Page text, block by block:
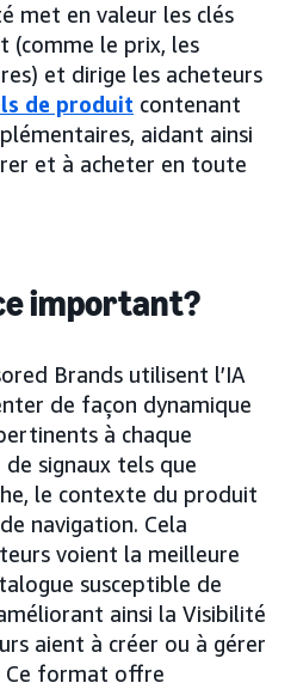
met en valeur les clés
(comme le prix, les
et dirige les acheteurs
de produit contenant
aidant ainsi
et à acheter en toute
important?
Brands utilisent l’IA
de façon dynamique
à chaque
signaux tels que
le contexte du produit
navigation. Cela
voient la meilleure
susceptible de
ainsi la Visibilité
aient à créer ou à gérer
Ce format offre